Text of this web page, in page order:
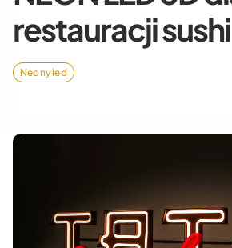
restauracji sushi
Neony led